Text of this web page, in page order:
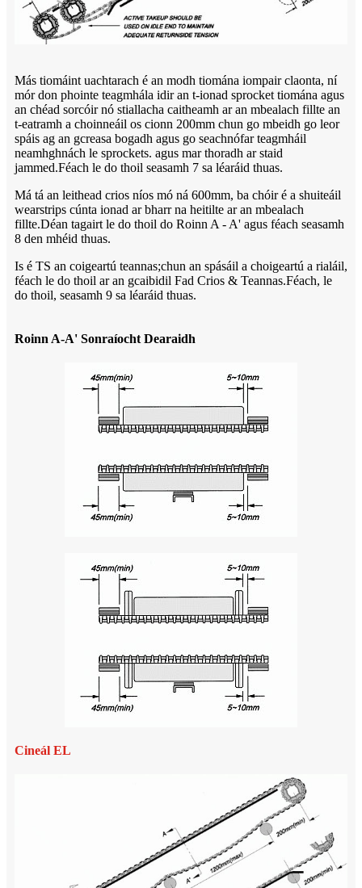
Más tiomáint uachtarach é an modh tiomána iompair claonta, ní
mór don phointe teagmhála idir an t-ionad sprocket tiomána agus
an chéad sorcóir nó stiallacha caitheamh ar an mbealach fillte an
t-eatramh a choinneáil os cionn 200mm chun go mbeidh go leor
spáis ag an gcreasa bogadh agus go seachnófar teagmháil
neamhghnách le sprockets. agus mar thoradh ar staid
jammed.Féach le do thoil seasamh 7 sa léaráid thuas.
Má tá an leithead crios níos mó ná 600mm, ba chóir é a shuiteáil
wearstrips cúnta ionad ar bharr na heitilte ar an mbealach
fillte.Déan tagairt le do thoil do Roinn A - A' agus féach seasamh
8 den mhéid thuas.
Is é TS an coigeartú teannas;chun an spásáil a choigeartú a rialáil,
féach le do thoil ar an gcaibidil Fad Crios & Teannas.Féach, le
do thoil, seasamh 9 sa léaráid thuas.
Roinn A-A' Sonraíocht Dearaidh
Cineál EL